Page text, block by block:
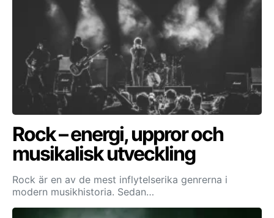
Rock – energi, uppror och
musikalisk utveckling
Rock är en av de mest inflytelserika genrerna i
modern musikhistoria. Sedan…